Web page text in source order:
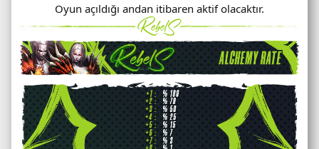
Oyun açıldığı andan itibaren aktif olacaktır.